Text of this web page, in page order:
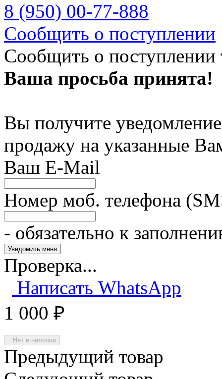
8 (950) 00-77-888
Сообщить о поступлении
Сообщить о поступлении
Ваша просьба принята!
Вы получите
продажу на указанные
Ваш E-Mail
Номер моб. телефона
- обязательно к
Проверка...
Написать WhatsApp
1 000 ₽
Нет в наличии
Предыдущий товар